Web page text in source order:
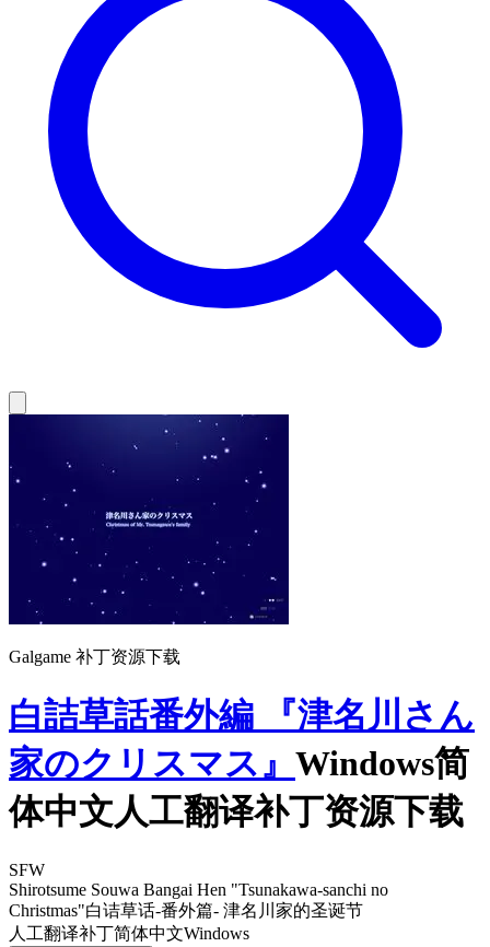
Galgame 补丁资源下载
白詰草話番外編 『津名川さん
家のクリスマス』 Windows简
体中文人工翻译补丁资源下载
SFW
Shirotsume Souwa Bangai Hen "Tsunakawa-sanchi no
Christmas"白诘草话-番外篇- 津名川家的圣诞节
人工翻译补丁简体中文Windows